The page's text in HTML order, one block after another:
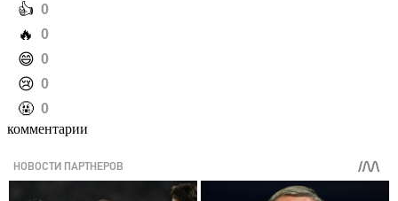
️👍 0
️🔥 0
️😄 0
️😢 0
️🤬 0
комментарии